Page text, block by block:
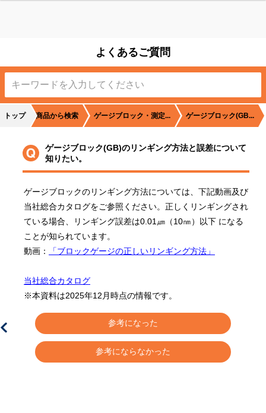
よくあるご質問
トップ 商品から検索 ゲージブロック・測定... ゲージブロック(GB...
ゲージブロック(GB)のリンギング方法と誤差について
知りたい。
ゲージブロックのリンギング方法については、下記動画及び
当社総合カタログをご参照ください。正しくリンギングされ
ている場合、リンギング誤差は0.01㎛（10㎚）以下 になる
ことが知られています。
動画：
「ブロックゲージの正しいリンギング方法」
当社総合カタログ
※本資料は2025年12月時点の情報です。
参考になった
参考にならなかった